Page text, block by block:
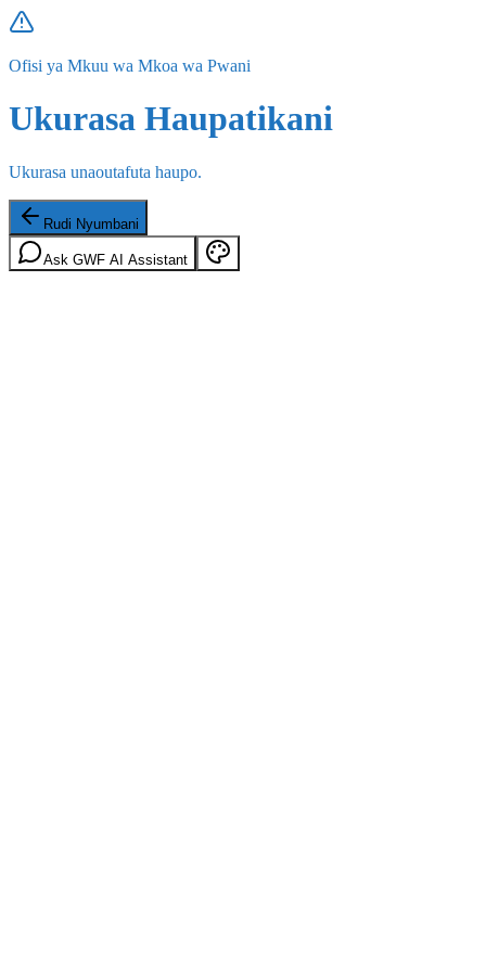
Ofisi ya Mkuu wa Mkoa wa Pwani
Ukurasa Haupatikani
Ukurasa unaoutafuta haupo.
Rudi Nyumbani
Ask GWF AI Assistant